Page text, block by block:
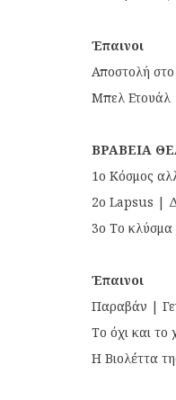
Έπαινοι
Αποστολή
Μπελ
ΒΡΑΒΕΙΑ
1ο Κόσμος
2ο Lapsus |
3ο Το
Έπαινοι
Παραβάν |
Το όχι και
Η Βιολέττα